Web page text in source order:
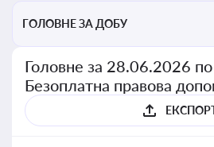
ГОЛОВНЕ ЗА ДОБУ
Головне за 28.06.2026 по
Безоплатна правова